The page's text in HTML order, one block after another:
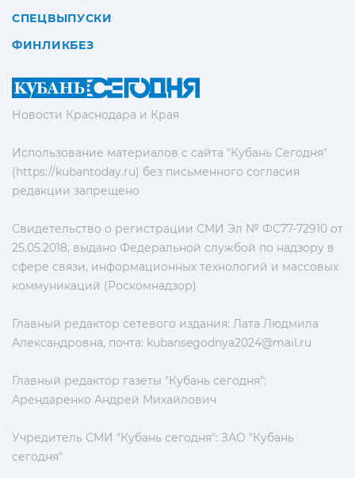
Новости Краснодара и Края
Использование материалов с сайта "Кубань Сегодня"
(https://kubantoday.ru) без письменного согласия
редакции запрещено
Свидетельство о регистрации СМИ Эл № ФС77-72910 от
25.05.2018, выдано Федеральной службой по надзору в
сфере связи, информационных технологий и массовых
коммуникаций (Роскомнадзор)
Главный редактор сетевого издания: Лата Людмила
Александровна, почта: kubansegodnya2024@mail.ru
Главный редактор газеты "Кубань сегодня":
Арендаренко Андрей Михайлович
Учредитель СМИ "Кубань сегодня": ЗАО "Кубань
сегодня"
СПЕЦВЫПУСКИ
ФИНЛИКБЕЗ